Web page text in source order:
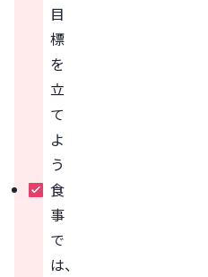
目
標
を
立
て
よ
う
食
事
で
は、